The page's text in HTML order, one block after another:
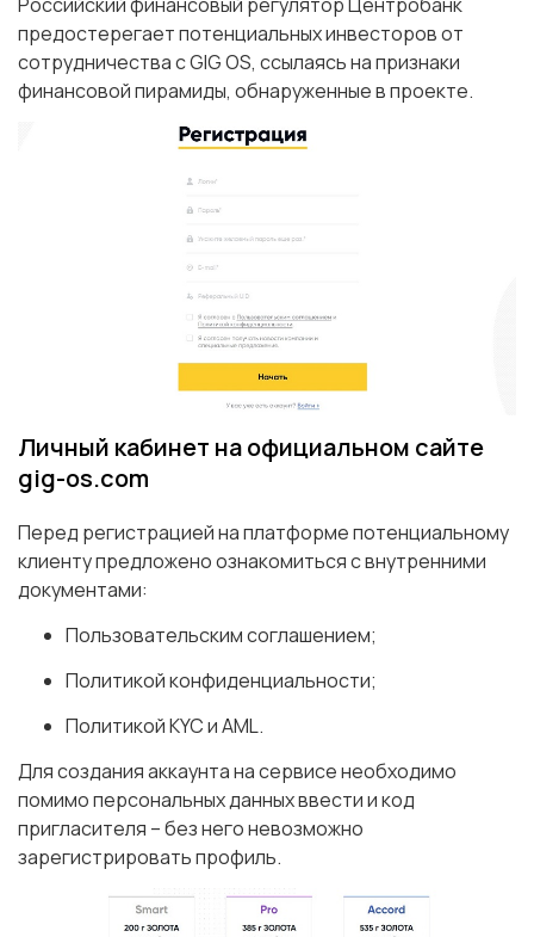
предостерегает потенциальных инвесторов от
сотрудничества с GIG OS, ссылаясь на признаки
финансовой пирамиды, обнаруженные в проекте.
Личный кабинет на официальном сайте
gig-os.com
Перед регистрацией на платформе потенциальному
клиенту предложено ознакомиться с внутренними
документами:
Пользовательским соглашением;
Политикой конфиденциальности;
Политикой KYC и AML.
Для создания аккаунта на сервисе необходимо
помимо персональных данных ввести и код
пригласителя – без него невозможно
зарегистрировать профиль.